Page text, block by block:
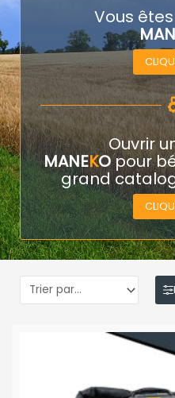
Vous
Ouvrir
MANEKOpour
grand